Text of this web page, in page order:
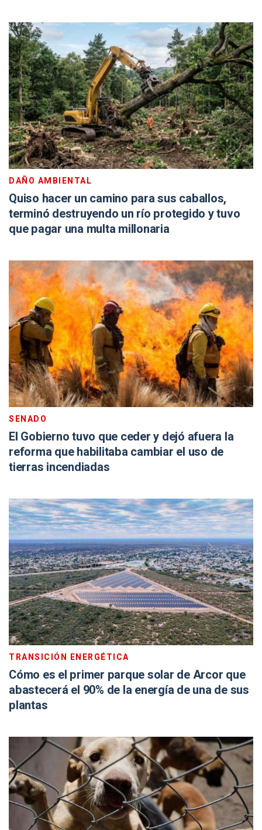
DAÑO AMBIENTAL
Quiso hacer un camino para sus caballos,
terminó destruyendo un río protegido y tuvo
que pagar una multa millonaria
SENADO
El Gobierno tuvo que ceder y dejó afuera la
reforma que habilitaba cambiar el uso de
tierras incendiadas
TRANSICIÓN ENERGÉTICA
Cómo es el primer parque solar de Arcor que
abastecerá el 90% de la energía de una de sus
plantas